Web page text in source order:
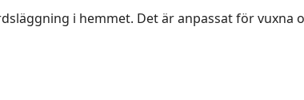
i hemmet. Det är anpassat för vuxna